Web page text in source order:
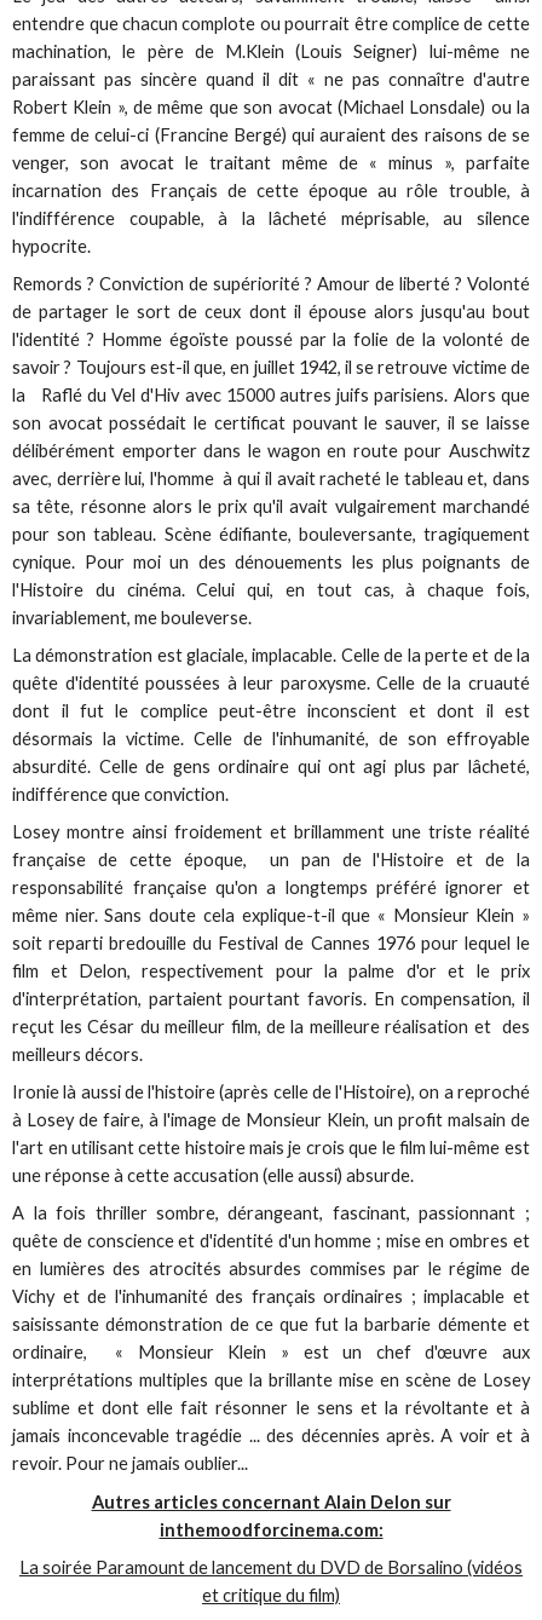
entendre que chacun complote ou pourrait être complice de cette
machination, le père de M.Klein (Louis Seigner) lui-même ne
paraissant pas sincère quand il dit « ne pas connaître d'autre
Robert Klein », de même que son avocat (Michael Lonsdale) ou la
femme de celui-ci (Francine Bergé) qui auraient des raisons de se
venger, son avocat le traitant même de « minus », parfaite
incarnation des Français de cette époque au rôle trouble, à
l'indifférence coupable, à la lâcheté méprisable, au silence
hypocrite.
Remords ? Conviction de supériorité ? Amour de liberté ? Volonté
de partager le sort de ceux dont il épouse alors jusqu'au bout
l'identité ? Homme égoïste poussé par la folie de la volonté de
savoir ? Toujours est-il que, en juillet 1942, il se retrouve victime de
la Raflé du Vel d'Hiv avec 15000 autres juifs parisiens. Alors que
son avocat possédait le certificat pouvant le sauver, il se laisse
délibérément emporter dans le wagon en route pour Auschwitz
avec, derrière lui, l'homme à qui il avait racheté le tableau et, dans
sa tête, résonne alors le prix qu'il avait vulgairement marchandé
pour son tableau. Scène édifiante, bouleversante, tragiquement
cynique. Pour moi un des dénouements les plus poignants de
l'Histoire du cinéma. Celui qui, en tout cas, à chaque fois,
invariablement, me bouleverse.
La démonstration est glaciale, implacable. Celle de la perte et de la
quête d'identité poussées à leur paroxysme. Celle de la cruauté
dont il fut le complice peut-être inconscient et dont il est
désormais la victime. Celle de l'inhumanité, de son effroyable
absurdité. Celle de gens ordinaire qui ont agi plus par lâcheté,
indifférence que conviction.
Losey montre ainsi froidement et brillamment une triste réalité
française de cette époque, un pan de l'Histoire et de la
responsabilité française qu'on a longtemps préféré ignorer et
même nier. Sans doute cela explique-t-il que « Monsieur Klein »
soit reparti bredouille du Festival de Cannes 1976 pour lequel le
film et Delon, respectivement pour la palme d'or et le prix
d'interprétation, partaient pourtant favoris. En compensation, il
reçut les César du meilleur film, de la meilleure réalisation et des
meilleurs décors.
Ironie là aussi de l'histoire (après celle de l'Histoire), on a reproché
à Losey de faire, à l'image de Monsieur Klein, un profit malsain de
l'art en utilisant cette histoire mais je crois que le film lui-même est
une réponse à cette accusation (elle aussi) absurde.
A la fois thriller sombre, dérangeant, fascinant, passionnant ;
quête de conscience et d'identité d'un homme ; mise en ombres et
en lumières des atrocités absurdes commises par le régime de
Vichy et de l'inhumanité des français ordinaires ; implacable et
saisissante démonstration de ce que fut la barbarie démente et
ordinaire, « Monsieur Klein » est un chef d'œuvre aux
interprétations multiples que la brillante mise en scène de Losey
sublime et dont elle fait résonner le sens et la révoltante et à
jamais inconcevable tragédie ... des décennies après. A voir et à
revoir. Pour ne jamais oublier...
Autres articles concernant Alain Delon sur
inthemoodforcinema.com:
La soirée Paramount de lancement du DVD de Borsalino (vidéos
et critique du film)